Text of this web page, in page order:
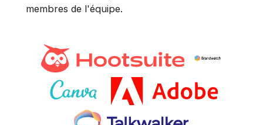
membres de l'équipe.